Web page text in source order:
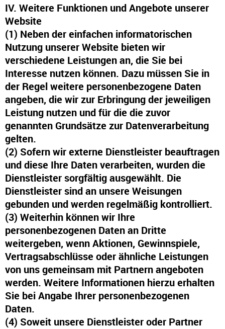
IV. Weitere Funktionen und Angebote unserer
Website
(1) Neben der einfachen informatorischen
Nutzung unserer Website bieten wir
verschiedene Leistungen an, die Sie bei
Interesse nutzen können. Dazu müssen Sie in
der Regel weitere personenbezogene Daten
angeben, die wir zur Erbringung der jeweiligen
Leistung nutzen und für die die zuvor
genannten Grundsätze zur Datenverarbeitung
gelten.
(2) Sofern wir externe Dienstleister beauftragen
und diese Ihre Daten verarbeiten, wurden die
Dienstleister sorgfältig ausgewählt. Die
Dienstleister sind an unsere Weisungen
gebunden und werden regelmäßig kontrolliert.
(3) Weiterhin können wir Ihre
personenbezogenen Daten an Dritte
weitergeben, wenn Aktionen, Gewinnspiele,
Vertragsabschlüsse oder ähnliche Leistungen
von uns gemeinsam mit Partnern angeboten
werden. Weitere Informationen hierzu erhalten
Sie bei Angabe Ihrer personenbezogenen
Daten.
(4) Soweit unsere Dienstleister oder Partner